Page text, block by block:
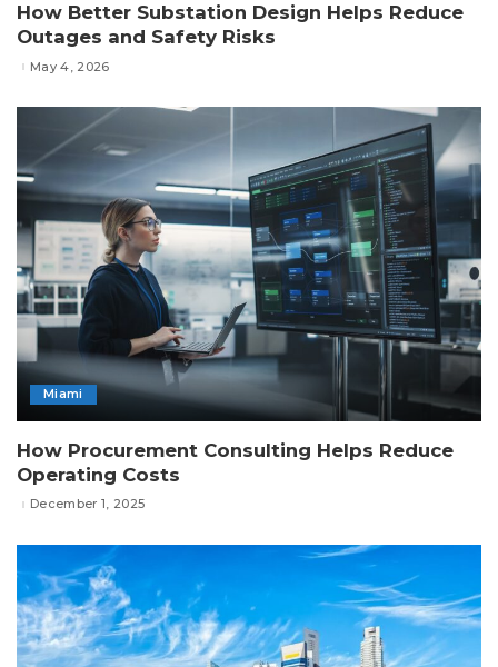
How Better Substation Design Helps Reduce
Outages and Safety Risks
May 4, 2026
Miami
How Procurement Consulting Helps Reduce
Operating Costs
December 1, 2025